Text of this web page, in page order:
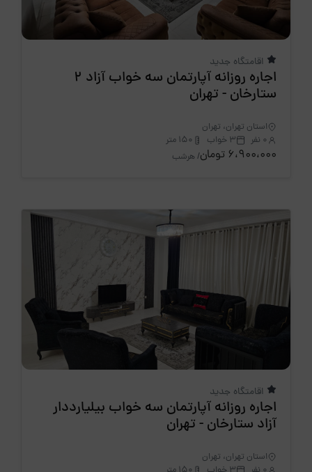
اقامتگاه جدید
اجاره روزانه آپارتمان سه خواب آزاد 2
ستارخان - تهران
استان تهران، تهران
0 نفر
3 خواب 150 متر
6،900،000 تومان / هرشب
اقامتگاه جدید
اجاره روزانه آپارتمان سه خواب بیلیارددار
آزاد ستارخان - تهران
استان تهران، تهران